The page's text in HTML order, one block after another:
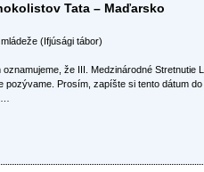
Tata – Maďarsko
(Ifjúsági tábor)
že III. Medzinárodné Stretnutie
pozývame. Prosím, zapíšte si tento dátum